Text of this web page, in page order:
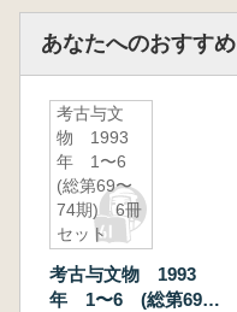
あなたへのおすすめ
考古与文
物 1993
年 1〜6
(総第69〜
74期) 6冊
セット
考古与文物 1993
年 1〜6 (総第69〜